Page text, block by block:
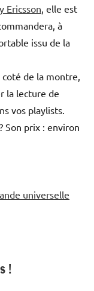
Ericsson , elle est
à
issu de la
de la montre,
la lecture de
vos playlists.
Son prix : environ
universelle
!